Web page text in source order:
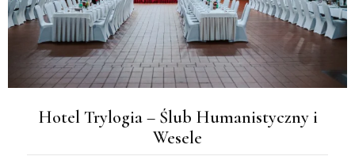
Hotel Trylogia – Ślub Humanistyczny i
Wesele